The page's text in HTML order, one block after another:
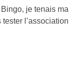
Bingo, je tenais ma
l’association